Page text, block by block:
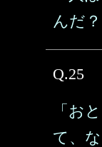
んだ？
Q.25
「お
て、